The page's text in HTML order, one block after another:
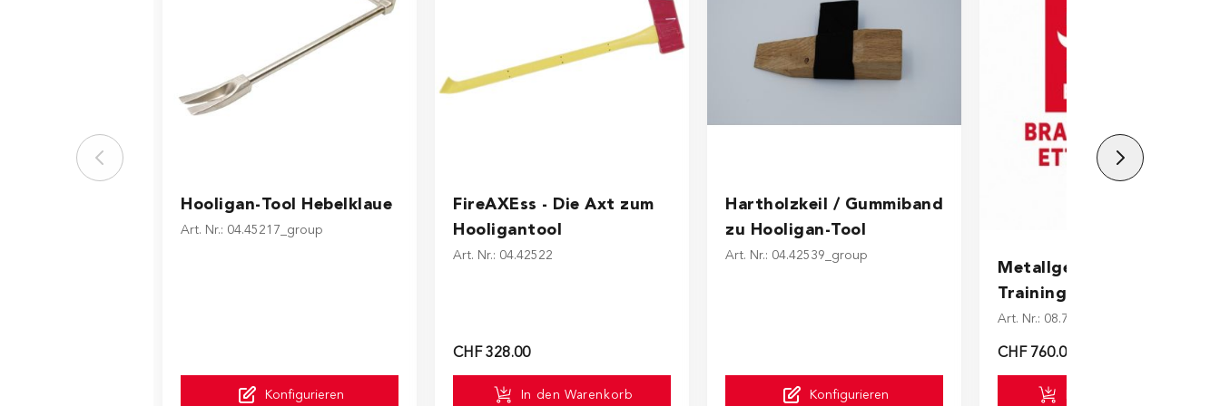
Hooligan-Tool Hebelklaue
Art. Nr.: 04.45217_group
The price depends on the options chosen on the product page
Konfigurieren
FireAXEss - Die Axt zum
Hooligantool
Art. Nr.: 04.42522
CHF 328.00
In den Warenkorb
Hartholzkeil / Gummiband
zu Hooligan-Tool
Art. Nr.: 04.42539_group
The price depends on the options chosen on the product page
Konfigurieren
Metallgestell für
Trainingstüre
Art. Nr.: 08.76003
CHF 760.00